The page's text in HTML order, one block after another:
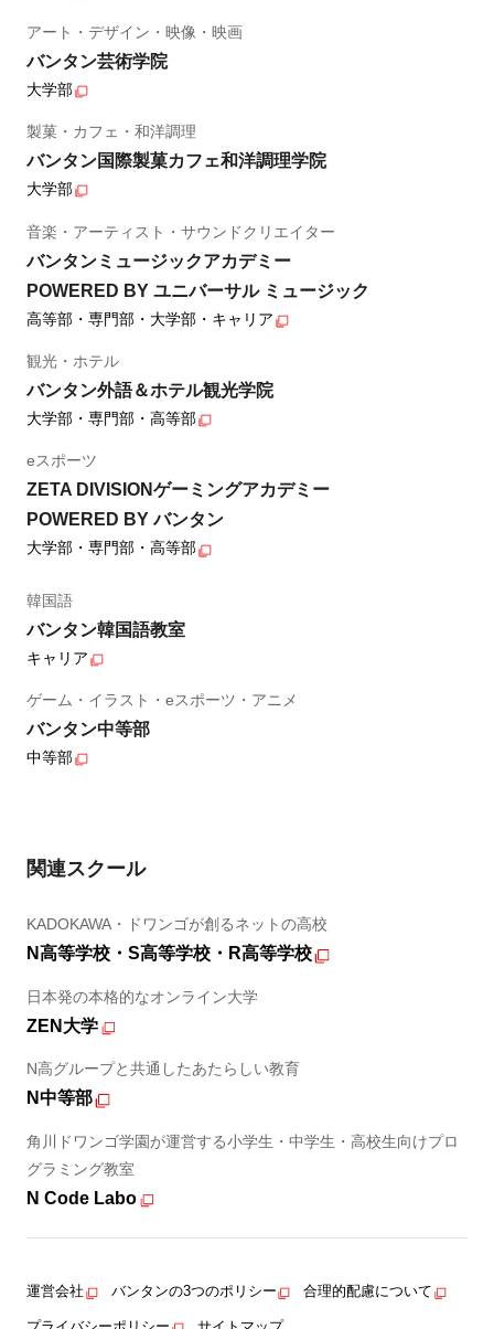
アート・デザイン・映像・映画
バンタン芸術学院
大学部
製菓・カフェ・和洋調理
バンタン国際製菓カフェ和洋調理学院
大学部
音楽・アーティスト・サウンドクリエイター
バンタンミュージックアカデミー
POWERED BY ユニバーサル ミュージック
高等部・専門部・大学部・キャリア
観光・ホテル
バンタン外語＆ホテル観光学院
大学部・専門部・高等部
eスポーツ
ZETA DIVISIONゲーミングアカデミー
POWERED BY バンタン
大学部・専門部・高等部
韓国語
バンタン韓国語教室
キャリア
ゲーム・イラスト・eスポーツ・アニメ
バンタン中等部
中等部
関連スクール
KADOKAWA・ドワンゴが創るネットの高校
N高等学校・S高等学校・R高等学校
日本発の本格的なオンライン大学
ZEN大学
N高グループと共通したあたらしい教育
N中等部
角川ドワンゴ学園が運営する小学生・中学生・高校生向けプロ
グラミング教室
N Code Labo
運営会社 バンタンの3つのポリシー 合理的配慮について